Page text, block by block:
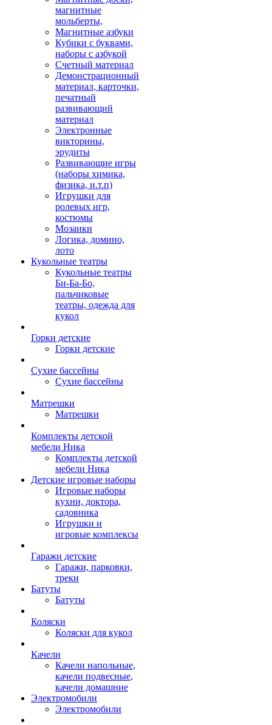
магнитные
мольберты,
Магнитные азбуки
Кубики с буквами,
наборы с азбукой
Счетный материал
Демонстрационный
материал, карточки,
печатный
развивающий
материал
Электронные
викторины,
эрудиты
Развивающие игры
(наборы химика,
физика, и.т.п)
Игрушки для
ролевых игр,
костюмы
Мозаики
Логика, домино,
лото
Кукольные театры
Кукольные театры
Би-Ба-Бо,
пальчиковые
театры, одежда для
кукол
Горки детские
Горки детские
Сухие бассейны
Сухие бассейны
Матрешки
Матрешки
Комплекты детской
мебели Ника
Комплекты детской
мебели Ника
Детские игровые наборы
Игровые наборы
кухни, доктора,
садовника
Игрушки и
игровые комплексы
Гаражи детские
Гаражи, парковки,
треки
Батуты
Батуты
Коляски
Коляски для кукол
Качели
Качели напольные,
качели подвесные,
качели домашние
Электромобили
Электромобили